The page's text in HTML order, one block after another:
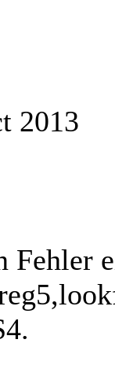
2013
Fehler